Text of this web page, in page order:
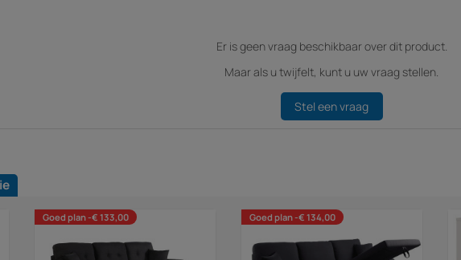
Er is geen vraag beschikbaar over dit product.
Maar als u twijfelt, kunt u uw vraag stellen.
Stel een vraag
Goed plan -€ 133,00 Goed plan -€ 134,00